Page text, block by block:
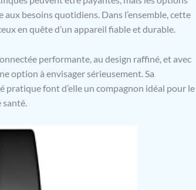
besoins quotidiens. Dans l’ensemble, cette
en quête d’un appareil fiable et durable.
performante, au design raffiné, et avec
option à envisager sérieusement. Sa
font d’elle un compagnon idéal pour le
santé.